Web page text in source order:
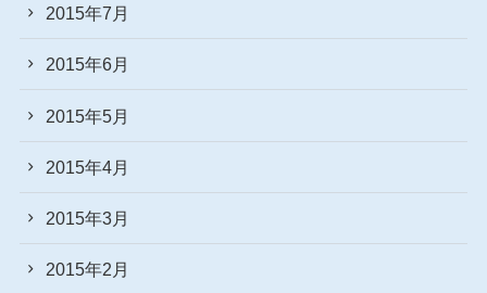
2015年7月
2015年6月
2015年5月
2015年4月
2015年3月
2015年2月